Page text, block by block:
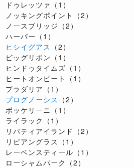
ドゥレッツァ（1）
ノッキングポイント（2）
ノースブリッジ（2）
ハーパー（1）
ヒシイグアス （2）
ビッグリボン（1）
ヒンドゥタイムズ（1）
ヒートオンビート（1）
プラダリア（1）
プログノーシス （2）
ボッケリーニ（1）
ライラック（1）
リバティアイランド（2）
リビアングラス（1）
レーベンスティール（1）
ローシャムパーク（2）